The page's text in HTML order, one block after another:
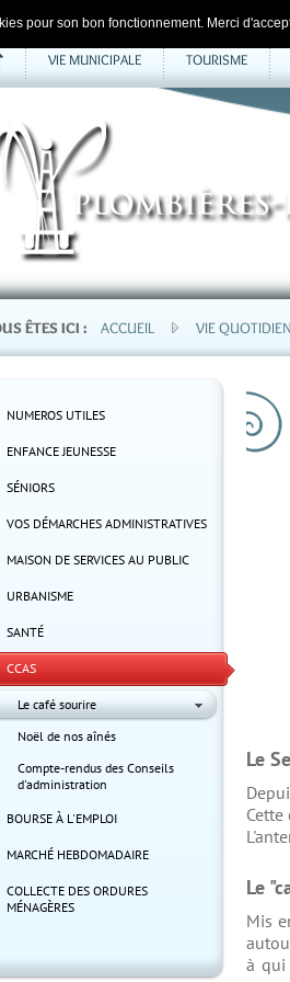
pour son bon fonctionnement. Merci
VIE MUNICIPALE TOURISME
ÊTES ICI : ACCUEIL VIE
Le
Le
Mis
à qui
NUMEROS UTILES
ENFANCE JEUNESSE
SÉNIORS
VOS DÉMARCHES ADMINISTRATIVES
MAISON DE SERVICES AU PUBLIC
URBANISME
SANTÉ
CCAS
Le café sourire
Noël de nos aînés
Compte-rendus des Conseils
d'administration
BOURSE À L'EMPLOI
MARCHÉ HEBDOMADAIRE
COLLECTE DES ORDURES
MÉNAGÈRES